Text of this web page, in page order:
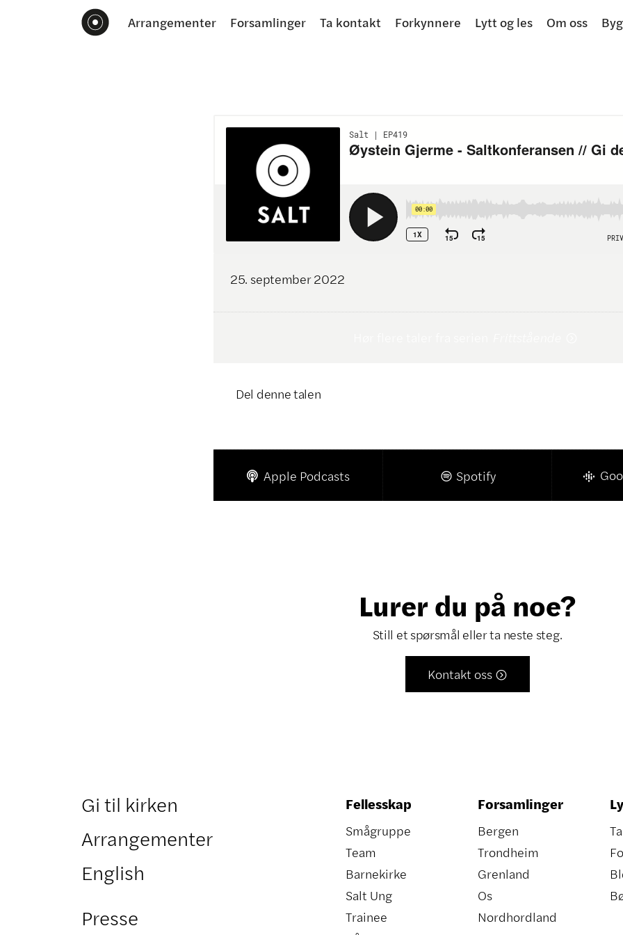
Arrangementer Forsamlinger Ta kontakt Forkynnere Lytt og les Om oss
25. september2022
Del denne talen
 Apple Podcasts  Spotify
Lurer du på noe?
Still et spørsmål eller ta neste steg.
Kontakt oss 
Gi til kirken
Arrangementer
English
Presse
Fellesskap
Smågruppe
Team
Barnekirke
Salt Ung
Trainee
Forsamlinger
Bergen
Trondheim
Grenland
Os
Nordhordland